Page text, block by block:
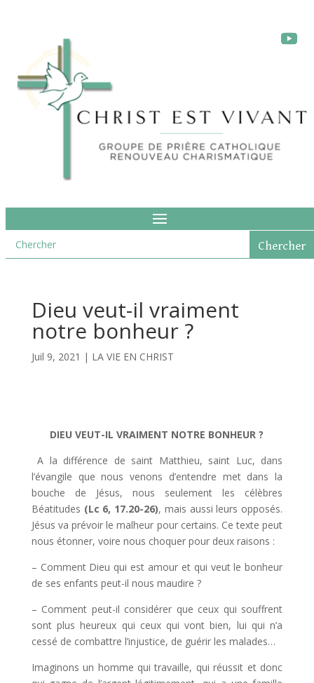
Dieu veut-il vraiment
notre bonheur ?
Juil 9, 2021 | LA VIE EN CHRIST
DIEU VEUT-IL VRAIMENT NOTRE BONHEUR ?
A la différence de saint Matthieu, saint Luc, dans
l’évangile que nous venons d’entendre met dans la
bouche de Jésus, nous seulement les célèbres
Béatitudes (Lc 6, 17.20-26), mais aussi leurs opposés.
Jésus va prévoir le malheur pour certains. Ce texte peut
nous étonner, voire nous choquer pour deux raisons :
– Comment Dieu qui est amour et qui veut le bonheur
de ses enfants peut-il nous maudire ?
– Comment peut-il considérer que ceux qui souffrent
sont plus heureux qui ceux qui vont bien, lui qui n’a
cessé de combattre l’injustice, de guérir les malades…
Imaginons un homme qui travaille, qui réussit et donc